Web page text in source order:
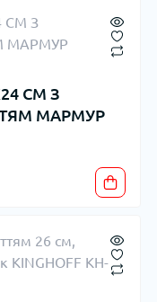
СМ З
МАРМУР